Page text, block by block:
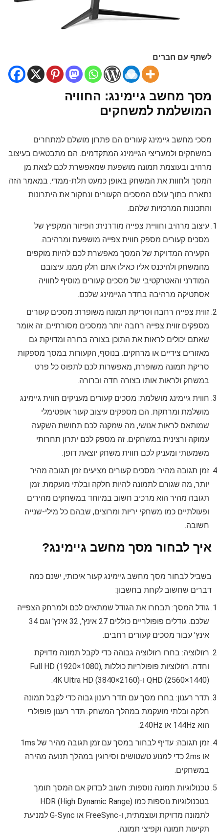
לשתף עם חברים
מסך מחשב גיימינג: החוויה
המושלמת למשחקים
מסכי מחשב גיימינג קעורים הם פתרון מושלם למתחרים
במשחקים ולמעריצי הגיימינג המתקדמים. הם מתבטאים בעיצוב
מרהיב ובעוצמת תמונה מושפעת שמאפשרת לכם לצאת מן
המסך ולחוות את המשחק באופן כמעט תלת-ממדי. במאמר הזה
נתארח בתוך עולם המסכים הקעורים ונחקור את היתרונות
והתכונות המרכזיות שלהם.
עיצוב מרהיב וחוויית צפייה מודרנית: הפיזור המקפיץ של
מסכים קעורים מספק חווית צפייה מושפעת ומרהיבה.
הקעירה המדויקת של המסך מאפשרת לכם להיות מוקפים
מהמשחק ולהיכנס אליו כאילו אתם חלק ממנו. עיצובם
המודרני והאטרקטיבי של מסכים קעורים מוסיף לחוויה
אסתטיקה מרהיבה בחדר הגיימינג שלכם.
זווית צפייה רחבה וסריקת תמונה משופרת: מסכים קעורים
מספקים זווית צפייה רחבה יותר ממסכים מסורתיים. זה אומר
שאתם יכולים לראות את התוכן בצורה ברורה ומדויקת גם
מאזורים צידיים או מרחקים. בנוסף, הקעורות במסך מספקות
סריקת תמונה משופרת, מאפשרות לכם לתפוס כל פרט
במשחק ולראות אותו בצורה חדה וברורה.
חווית גיימינג מושלמת: מסכים קעורים מעניקים חווית גיימינג
מושלמת ומרתקת. הם מספקים עיצוב קעור אופטימלי
שמותאם לראות אנושי, מה שמקנה לכם תחושת השקעה
עמוקה ורצינית במשחקים. זה מספק לכם יתרון תחרותי
משמעותי ומעניק לכם חווית משחק יוצאת דופן.
זמן תגובה מהיר: מסכים קעורים מציעים זמן תגובה מהיר
יותר, מה שגורם לתמונה להיות חלקה ובלתי מועקמת. זמן
תגובה מהיר הוא מרכיב חשוב במיוחד במשחקים מהירים
ופעולתיים כמו משחקי יריות ומרוצים, שבהם כל מילי-שנייה
חשובה.
איך לבחור מסך מחשב גיימינג?
בשביל לבחור מסך מחשב גיימינג קעור איכותי, ישנם כמה
דברים שחשוב לקחת בחשבון:
גודל המסך: תבחרו את הגודל שמתאים לכם ולמרחק הצפייה
שלכם. גודלים פופולריים כוללים 27 אינץ', 32 אינץ' וגם 34
אינץ' עבור מסכים קעורים רחבים.
רזולוציה: בחרו רזולוציה גבוהה כדי לקבל תמונה מדויקת
וחדה. רזולוציות פופולריות כוללות Full HD (1920×1080),
QHD (2560×1440) ו-4K Ultra HD (3840×2160).
תדר רענון: בחרו מסך עם תדר רענון גבוה כדי לקבל תמונה
חלקה ובלתי מועקמת במהלך המשחק. תדר רענון פופולרי
הוא 144Hz או 240Hz.
זמן תגובה: עדיף לבחור במסך עם זמן תגובה מהיר של 1ms
או 2ms כדי למנוע טשטושים וסירוגין במהלך תנועה מהירה
במשחקים.
טכנולוגיות תמונה נוספות: חשוב לבדוק אם המסך תומך
בטכנולוגיות נוספות כמו HDR (High Dynamic Range)
לתמונה מדויקת ועוצמתית, ו-FreeSync או G-Sync למניעת
תקיעות תמונה וקפיצי תמונה.